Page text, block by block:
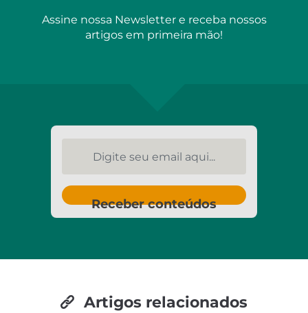
Assine nossa Newsletter e receba nossos
artigos em primeira mão!
Receber conteúdos
Artigos relacionados